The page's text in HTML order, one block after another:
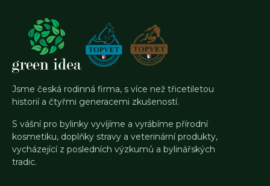
Jsme česká rodinná firma, s více než třicetiletou
historií a čtyřmi generacemi zkušeností.
S vášní pro bylinky vyvíjíme a vyrábíme přírodní
kosmetiku, doplňky stravy a veterinární produkty,
vycházející z posledních výzkumů a bylinářských
tradic.